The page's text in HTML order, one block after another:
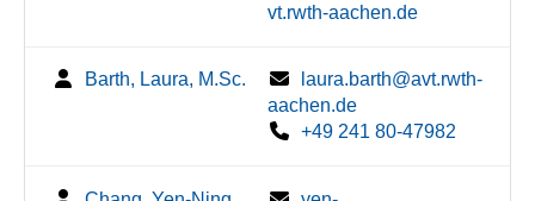
vt.rwth-aachen.de
Barth, Laura, M.Sc.
laura.barth@avt.rwth-
aachen.de
+49 241 80-47982